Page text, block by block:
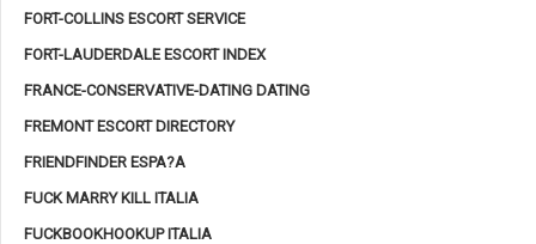
FORT-COLLINS ESCORT SERVICE
FORT-LAUDERDALE ESCORT INDEX
FRANCE-CONSERVATIVE-DATING DATING
FREMONT ESCORT DIRECTORY
FRIENDFINDER ESPA?A
FUCK MARRY KILL ITALIA
FUCKBOOKHOOKUP ITALIA